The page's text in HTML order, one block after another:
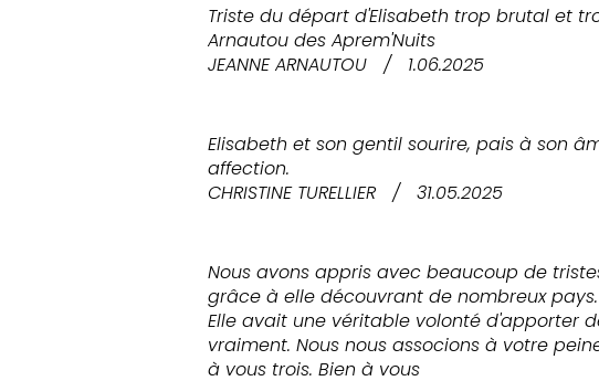
Triste du départ d'Elisabeth trop brutal et
Arnautou des Aprem'Nuits
JEANNE ARNAUTOU
/ 1.06.2025
Elisabeth et son gentil sourire, pais à son
affection.
CHRISTINE TURELLIER
/ 31.05.2025
Nous avons appris avec beaucoup de
grâce à elle découvrant de nombreux
Elle avait une véritable volonté d'apporter
vraiment. Nous nous associons à votre
à vous trois. Bien à vous